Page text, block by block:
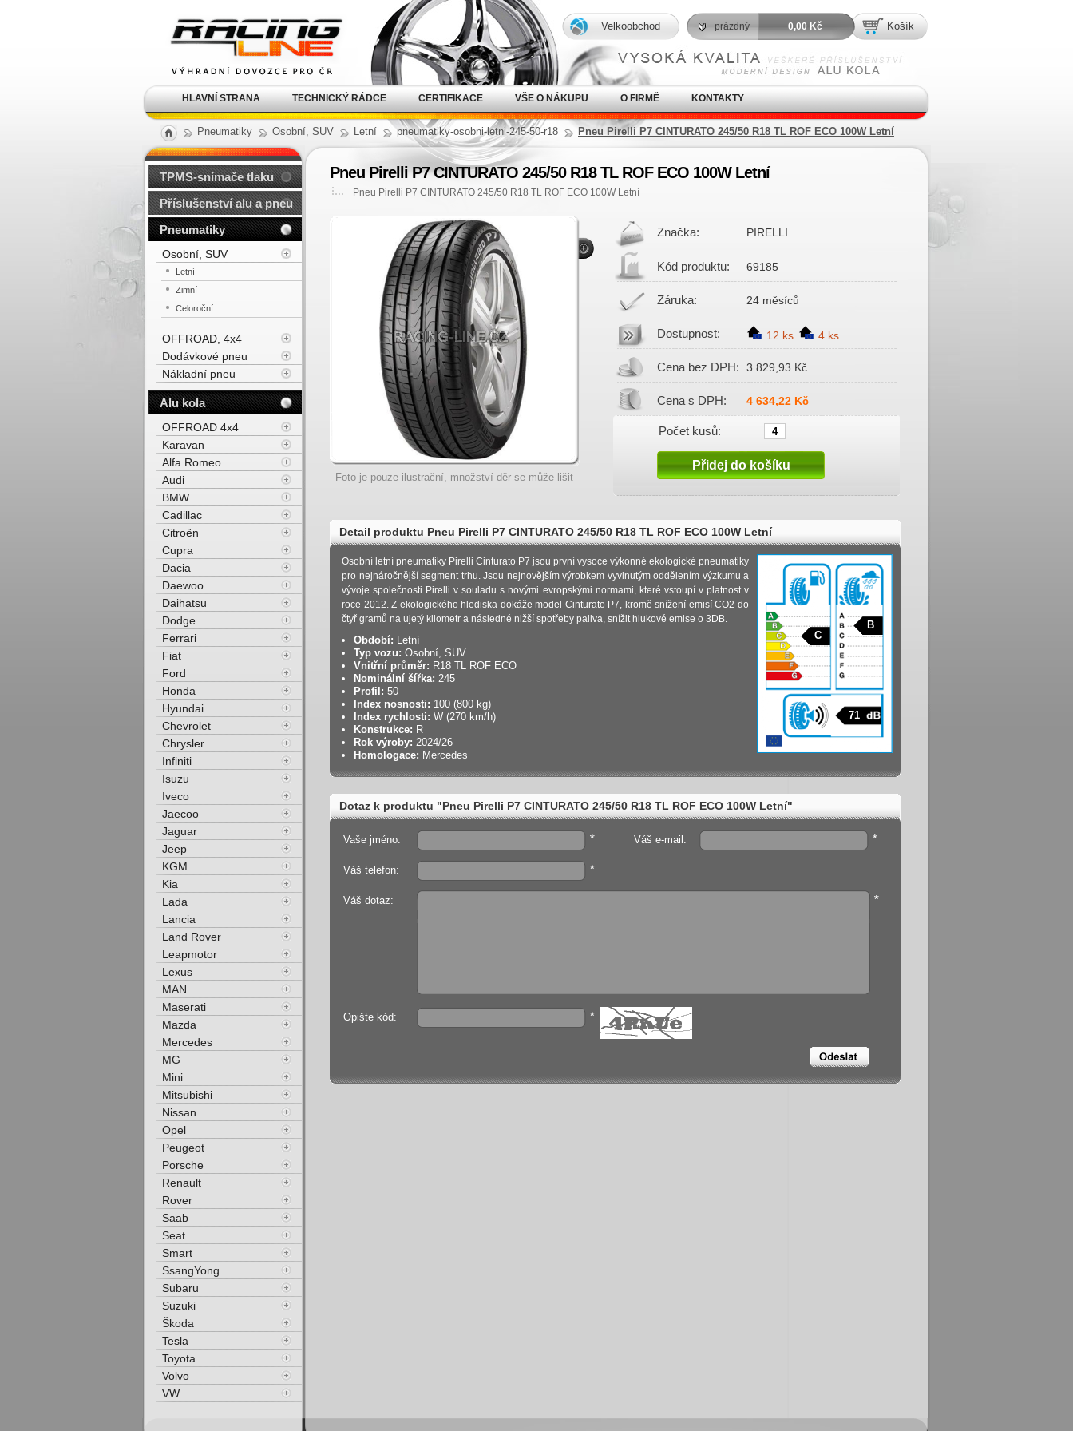
Pneumatiky Osobní, SUV Letní pneumatiky-osobni-letni-245-50-r18 Pneu Pirelli P7 CINTURATO 245/50 R18 TL ROF ECO 100W Letní
Pneu Pirelli P7 CINTURATO 245/50 R18 TL ROF ECO 100W Letní
Pneu Pirelli P7 CINTURATO 245/50 R18 TL ROF ECO 100W Letní
Foto je pouze ilustrační, množství děr se může lišit
Značka: PIRELLI
Kód produktu: 69185
Záruka: 24 měsíců
Dostupnost: 12 ks 4 ks
Cena bez DPH: 3 829,93 Kč
Cena s DPH: 4 634,22 Kč
Počet kusů:
Detail produktu Pneu Pirelli P7 CINTURATO 245/50 R18 TL ROF ECO 100W Letní
C
B
71
Osobní letní pneumatiky Pirelli Cinturato P7 jsou první vysoce výkonné ekologické pneumatiky
pro nejnáročnější segment trhu. Jsou nejnovějším výrobkem vyvinutým oddělením výzkumu a
vývoje společnosti Pirelli v souladu s novými evropskými normami, které vstoupí v platnost v
roce 2012. Z ekologického hlediska dokáže model Cinturato P7, kromě snížení emisí CO2 do
čtyř gramů na ujetý kilometr a následné nižší spotřeby paliva, snížit hlukové emise o 3DB.
Období: Letní
Typ vozu: Osobní, SUV
Vnitřní průměr: R18 TL ROF ECO
Nominální šířka: 245
Profil: 50
Index nosnosti: 100 (800 kg)
Index rychlosti: W (270 km/h)
Konstrukce: R
Rok výroby: 2024/26
Homologace: Mercedes
Dotaz k produktu "Pneu Pirelli P7 CINTURATO 245/50 R18 TL ROF ECO 100W Letní"
Vaše jméno: * Váš e-mail: *
Váš telefon: *
Váš dotaz: *
Opište kód: *
TPMS-snímače tlaku
Příslušenství alu a pneu
Pneumatiky
Osobní, SUV
Letní
Zimní
Celoroční
OFFROAD, 4x4
Dodávkové pneu
Nákladní pneu
Alu kola
OFFROAD 4x4
Karavan
Alfa Romeo
Audi
BMW
Cadillac
Citroën
Cupra
Dacia
Daewoo
Daihatsu
Dodge
Ferrari
Fiat
Ford
Honda
Hyundai
Chevrolet
Chrysler
Infiniti
Isuzu
Iveco
Jaecoo
Jaguar
Jeep
KGM
Kia
Lada
Lancia
Land Rover
Leapmotor
Lexus
MAN
Maserati
Mazda
Mercedes
MG
Mini
Mitsubishi
Nissan
Opel
Peugeot
Porsche
Renault
Rover
Saab
Seat
Smart
SsangYong
Subaru
Suzuki
Škoda
Tesla
Toyota
Volvo
VW
kola Racing Line
HLAVNÍ STRANA TECHNICKÝ RÁDCE CERTIFIKACE VŠE O NÁKUPU O FIRMĚ KONTAKTY
Košík
prázdný 0,00 Kč
Velkoobchod